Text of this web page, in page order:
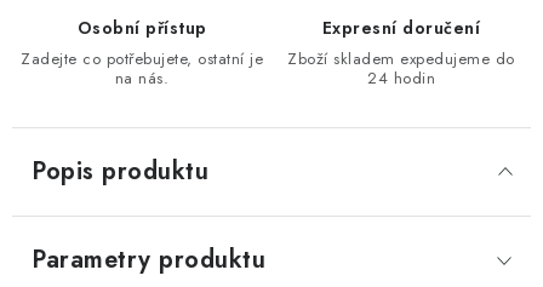
Osobní přístup
Zadejte co potřebujete, ostatní je
na nás.
Expresní doručení
Zboží skladem expedujeme do
24 hodin
Popis produktu
Parametry produktu